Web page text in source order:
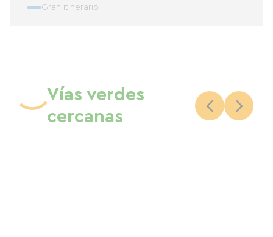
Gran itinerario
Vías verdes
cercanas